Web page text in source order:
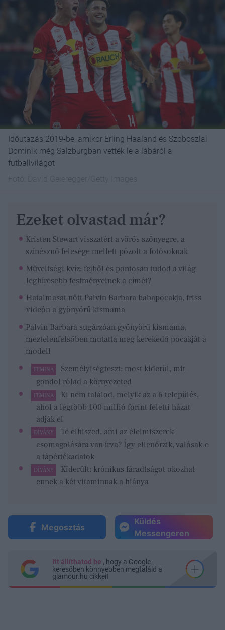
Időutazás 2019-be, amikor Erling Haaland és Szoboszlai
Dominik még Salzburgban vették le a lábáról a
futballvilágot
Ezeket olvastad már?
Kristen Stewart visszatért a vörös szőnyegre, a
színésznő felesége mellett pózolt a fotósoknak
Műveltségi kvíz: fejből és pontosan tudod a világ
leghíresebb festményeinek a címét?
Hatalmasat nőtt Palvin Barbara babapocakja, friss
videón a gyönyörű kismama
Palvin Barbara sugárzóan gyönyörű kismama,
meztelenfelsőben mutatta meg kerekedő pocakját a
modell
FEMINA
Személyiségteszt: most kiderül, mit
gondol rólad a környezeted
FEMINA
Ki nem találod, melyik az a 6 település,
ahol a legtöbb 100 millió forint feletti házat
adják el
DÍVÁNY
Te elhiszed, ami az élelmiszerek
csomagolására van írva? Így ellenőrzik, valósak-e
a tápértékadatok
DÍVÁNY
Kiderült: krónikus fáradtságot okozhat
ennek a két vitaminnak a hiánya
Megosztás
Küldés
Messengeren
Itt állíthatod be , hogy a Google
keresőben könnyebben megtaláld a
glamour.hu cikkeit